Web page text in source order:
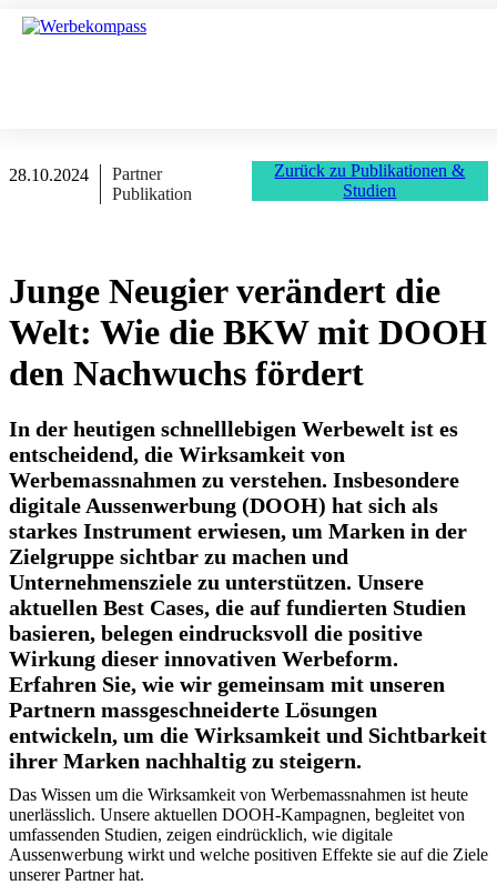
28.10.2024
Partner
Publikation
Zurück zu Publikationen &
Studien
Junge Neugier verändert die
Welt: Wie die BKW mit DOOH
den Nachwuchs fördert
In der heutigen schnelllebigen Werbewelt ist es
entscheidend, die Wirksamkeit von
Werbemassnahmen zu verstehen. Insbesondere
digitale Aussenwerbung (DOOH) hat sich als
starkes Instrument erwiesen, um Marken in der
Zielgruppe sichtbar zu machen und
Unternehmensziele zu unterstützen. Unsere
aktuellen Best Cases, die auf fundierten Studien
basieren, belegen eindrucksvoll die positive
Wirkung dieser innovativen Werbeform.
Erfahren Sie, wie wir gemeinsam mit unseren
Partnern massgeschneiderte Lösungen
entwickeln, um die Wirksamkeit und Sichtbarkeit
ihrer Marken nachhaltig zu steigern.
Das Wissen um die Wirksamkeit von Werbemassnahmen ist heute
unerlässlich. Unsere aktuellen DOOH-Kampagnen, begleitet von
umfassenden Studien, zeigen eindrücklich, wie digitale
Aussenwerbung wirkt und welche positiven Effekte sie auf die Ziele
unserer Partner hat.